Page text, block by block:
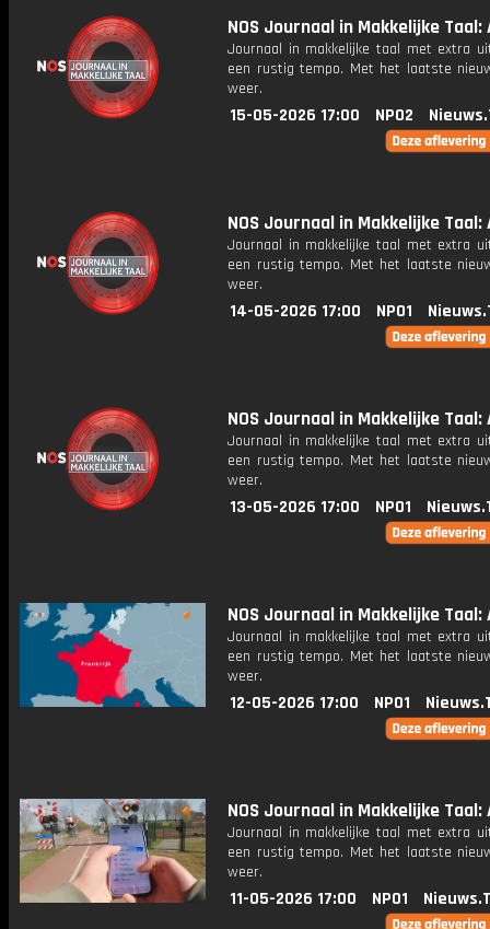
NOS Journaal in Makkelijke
Journaal in makkelijke taal met extra
een rustig tempo. Met het laatste
weer.
15-05-2026 17:00 NPO2
NOS Journaal in Makkelijke
Journaal in makkelijke taal met extra
een rustig tempo. Met het laatste
weer.
14-05-2026 17:00 NPO1
NOS Journaal in Makkelijke
Journaal in makkelijke taal met extra
een rustig tempo. Met het laatste
weer.
13-05-2026 17:00 NPO1
NOS Journaal in Makkelijke
Journaal in makkelijke taal met extra
een rustig tempo. Met het laatste
weer.
12-05-2026 17:00 NPO1
NOS Journaal in Makkelijke
Journaal in makkelijke taal met extra
een rustig tempo. Met het laatste
weer.
11-05-2026 17:00 NPO1